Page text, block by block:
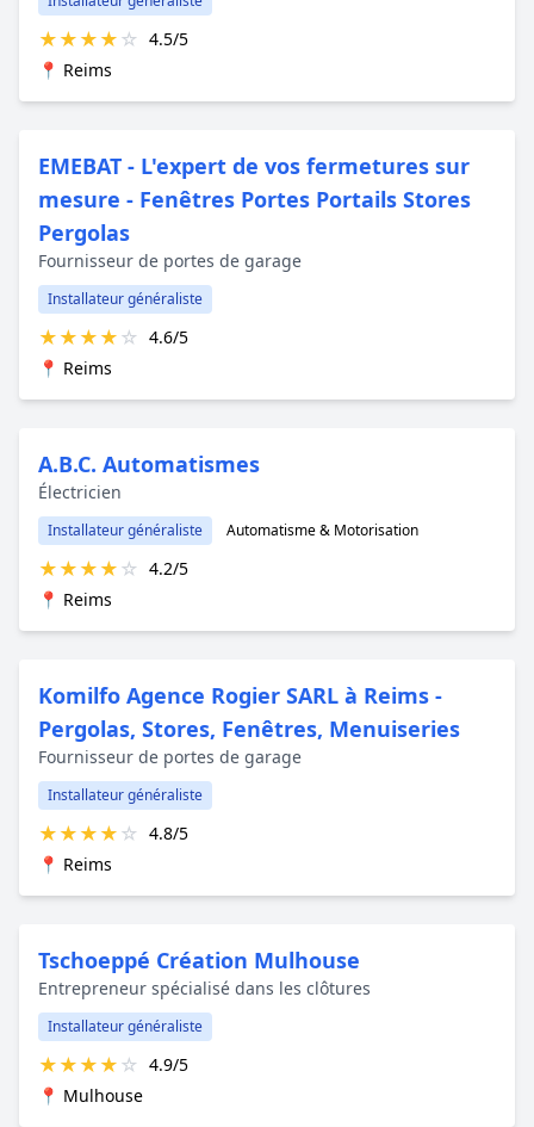
★★★★☆ 4.5/5
📍 Reims
EMEBAT - L'expert de vos fermetures sur
mesure - Fenêtres Portes Portails Stores
Pergolas
Fournisseur de portes de garage
Installateur généraliste
★★★★☆ 4.6/5
📍 Reims
A.B.C. Automatismes
Électricien
Installateur généraliste Automatisme & Motorisation
★★★★☆ 4.2/5
📍 Reims
Komilfo Agence Rogier SARL à Reims -
Pergolas, Stores, Fenêtres, Menuiseries
Fournisseur de portes de garage
Installateur généraliste
★★★★☆ 4.8/5
📍 Reims
Tschoeppé Création Mulhouse
Entrepreneur spécialisé dans les clôtures
Installateur généraliste
★★★★☆ 4.9/5
📍 Mulhouse